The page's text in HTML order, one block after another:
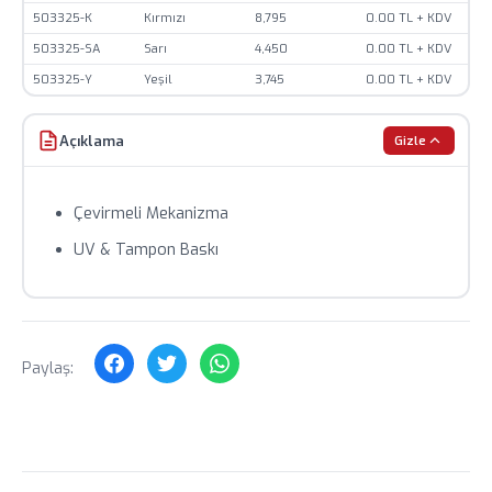
teyit alınız.
Toplu siparişlerde özel fiyat teklifi için bizimle iletişime
geçin.
503325-K
Kırmızı 8,795
0.00 TL + KDV
503325-SA
Sarı 4,450
0.00 TL + KDV
503325-Y
Yeşil 3,745 0.00 TL + KDV
Açıklama Gizle
Çevirmeli Mekanizma
UV & Tampon Baskı
Paylaş: